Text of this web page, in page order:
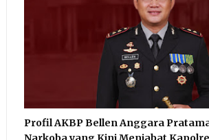
Profil AKBP Bellen Anggara